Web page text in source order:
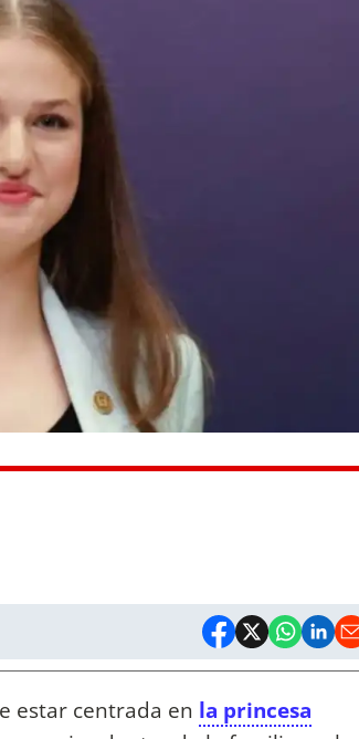
estar centrada en la princesa